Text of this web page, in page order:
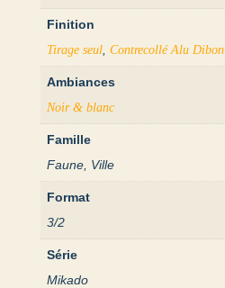
Finition
Tirage seul, Contrecollé Alu Dibon
Ambiances
Noir & blanc
Famille
Faune, Ville
Format
3/2
Série
Mikado